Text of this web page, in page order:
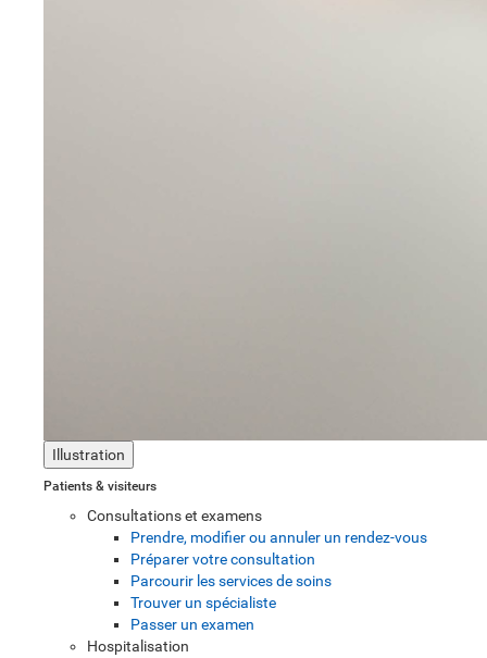
Illustration
Patients & visiteurs
Consultations et examens
Prendre, modifier ou annuler un rendez-vous
Préparer votre consultation
Parcourir les services de soins
Trouver un spécialiste
Passer un examen
Hospitalisation